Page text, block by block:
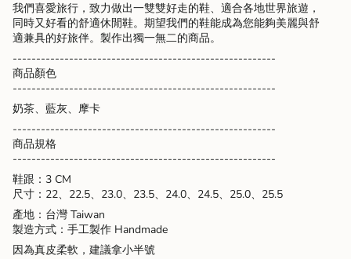
quantity
for
{{
product
}}",
"multiples_of"=>"Increments
{{
quantity
}}",
"minimum_of"=>"Minimum
of
{{
quantity
}}",
"maximum_of"=>"Maximum
of
我們喜愛旅行，致力做出一雙雙好走的鞋、適合各地世界旅遊，
同時又好看的舒適休閒鞋。期望我們的鞋能成為您能夠美麗與舒
適兼具的好旅伴。製作出獨一無二的商品。
--------------------------------------------------------
商品顏色
--------------------------------------------------------
奶茶、藍灰、摩卡
--------------------------------------------------------
商品規格
--------------------------------------------------------
鞋跟：3 CM
尺寸：22、22.5、23.0、23.5、24.0、24.5、25.0、25.5
產地：台灣 Taiwan
製造方式：手工製作 Handmade
因為真皮柔軟，建議拿小半號